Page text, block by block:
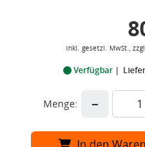
inkl. gesetzl. MwSt.,
Verfügbar
Menge: −